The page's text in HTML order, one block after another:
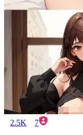
2.5K 7